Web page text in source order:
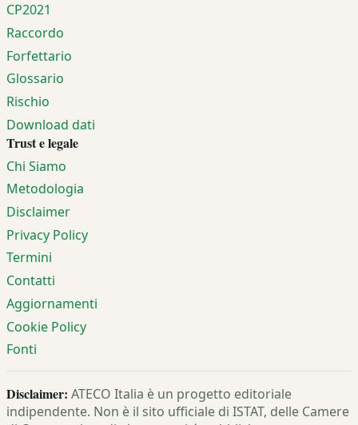
CP2021
Raccordo
Forfettario
Glossario
Rischio
Download dati
Trust e legale
Chi Siamo
Metodologia
Disclaimer
Privacy Policy
Termini
Contatti
Aggiornamenti
Cookie Policy
Fonti
Disclaimer: ATECO Italia è un progetto editoriale
indipendente. Non è il sito ufficiale di ISTAT, delle Camere